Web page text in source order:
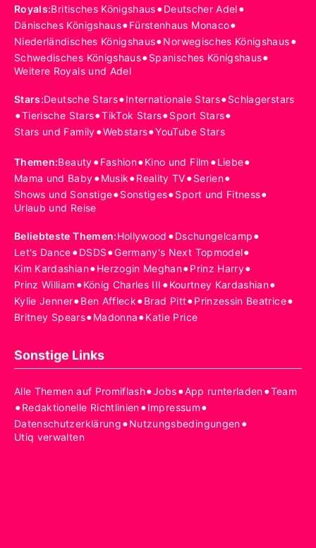
Royals:Britisches Königshaus•Deutscher Adel•
Dänisches Königshaus•Fürstenhaus Monaco•
Niederländisches Königshaus•Norwegisches Königshaus•
Schwedisches Königshaus•Spanisches Königshaus•
Weitere Royals und Adel
Stars:Deutsche Stars•Internationale Stars•Schlagerstars
•Tierische Stars•TikTok Stars•Sport Stars•
Stars und Family•Webstars•YouTube Stars
Themen:Beauty•Fashion•Kino und Film •Liebe•
Mama und Baby•Musik•Reality TV•Serien•
Shows und Sonstige•Sonstiges•Sport und Fitness•
Urlaub und Reise
Beliebteste Themen:Hollywood •Dschungelcamp•
Let's Dance•DSDS•Germany's Next Topmodel•
Kim Kardashian•Herzogin Meghan•Prinz Harry•
Prinz William •König Charles III •Kourtney Kardashian•
Kylie Jenner•Ben Affleck•Brad Pitt•Prinzessin Beatrice•
Britney Spears•Madonna•Katie Price
Sonstige Links
Alle Themen auf Promiflash•Jobs•App runterladen•Team
•Redaktionelle Richtlinien•Impressum•
Datenschutzerklärung•Nutzungsbedingungen•
Utiq verwalten